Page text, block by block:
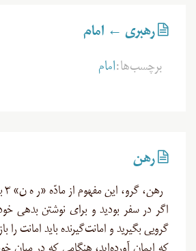
رهبری ← امام
برچسب‌ها:امام
رهن
اگر در سفر بودید و برای نوشتن بدهی
گرویی بگیرید و امانت‌گیرنده باید امانت